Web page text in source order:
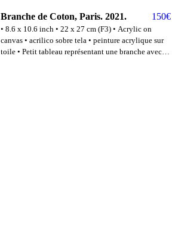
Branche de Coton, Paris. 2021. 150€
• 8.6 x 10.6 inch • 22 x 27 cm (F3) • Acrylic on
canvas • acrilico sobre tela • peinture acrylique sur
toile • Petit tableau représentant une branche avec